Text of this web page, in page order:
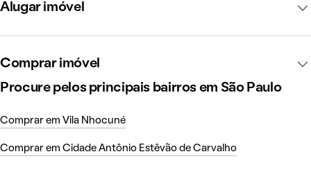
Alugar imóvel
Comprar imóvel
Procure pelos principais bairros em São Paulo
Comprar em Vila Nhocuné
Comprar em Cidade Antônio Estêvão de Carvalho